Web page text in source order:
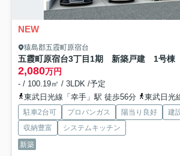
NEW
猿島郡五霞町原宿台
五霞町原宿台3丁目1期 新築戸建 1号棟
2,080万円
- / 100.19㎡ / 3LDK /予定
東武日光線「幸手」駅 徒歩56分
東武日光線
駐車2台可 プロパンガス 陽当り良好
建
収納豊富
システムキッチン
新築